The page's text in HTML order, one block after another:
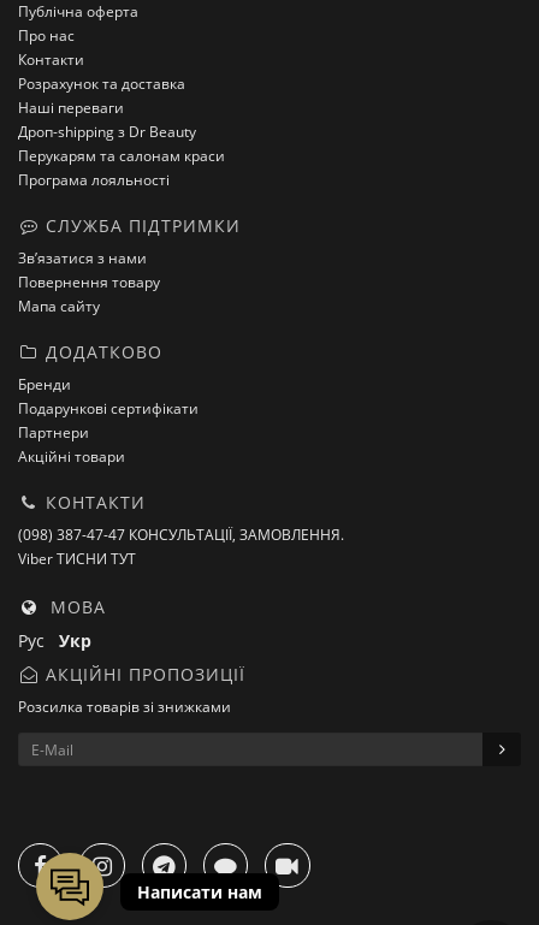
Публічна оферта
Про нас
Контакти
Розрахунок та доставка
Наші переваги
Дроп-shipping з Dr Beauty
Перукарям та салонам краси
Програма лояльності
СЛУЖБА ПІДТРИМКИ
Зв’язатися з нами
Повернення товару
Мапа сайту
ДОДАТКОВО
Бренди
Подарункові сертифікати
Партнери
Акційні товари
КОНТАКТИ
(098) 387-47-47 КОНСУЛЬТАЦІЇ, ЗАМОВЛЕННЯ.
Viber ТИСНИ ТУТ
МОВА
Рус Укр
АКЦІЙНІ ПРОПОЗИЦІЇ
Розсилка товарів зі знижками